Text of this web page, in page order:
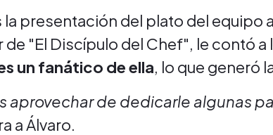
la presentación del plato del equipo
de "El Discípulo del Chef", le contó a
un fanático de ella, lo que generó
aprovechar de dedicarle algunas
a Álvaro.